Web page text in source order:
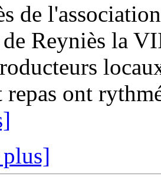
de
Reyniès la
repas ont